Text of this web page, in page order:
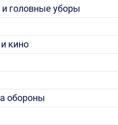
головные уборы
кино
обороны